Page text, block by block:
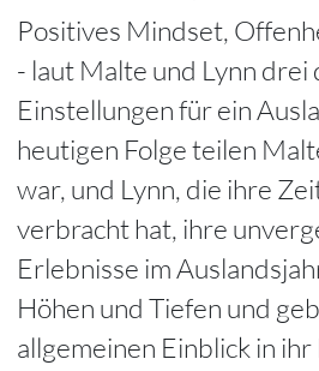
Positives Mindset,
- laut Malte und Lynn
Einstellungen für ein
heutigen Folge teilen
war, und Lynn, die ihre
verbracht hat, ihre
Erlebnisse im
Höhen und Tiefen und
allgemeinen Einblick in